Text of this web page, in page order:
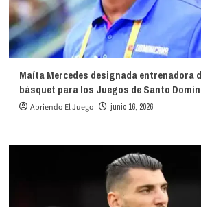
Maíta Mercedes designada entrenadora
básquet para los Juegos de Santo
Abriendo El Juego junio 16, 2026